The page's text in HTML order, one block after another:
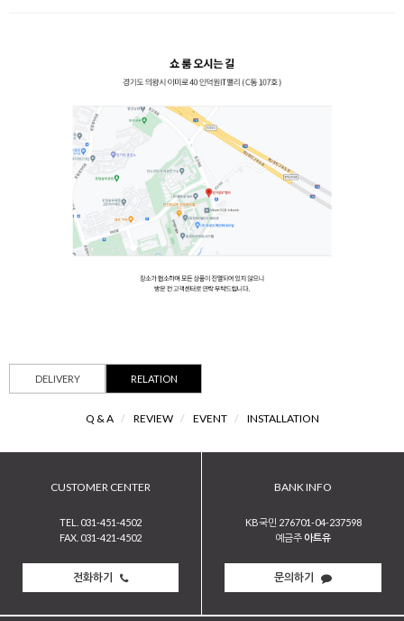
DELIVERY RELATION
Q & A / REVIEW / EVENT / INSTALLATION
CUSTOMER CENTER
TEL. 031-451-4502
FAX. 031-421-4502
전화하기
BANK INFO
KB국민 276701-04-237598
예금주 아트유
문의하기